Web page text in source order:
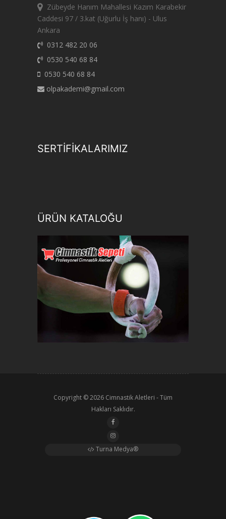
Zübeyde Hanım Mahallesi Kazım Karabekir
Caddesi 97 / 3.kat (Uğurlu İş hanı) - Ulus
Ankara
0312 482 20 06
0530 540 68 84
0530 540 68 84
olpakademi@gmail.com
SERTİFİKALARIMIZ
ÜRÜN KATALOĞU
Copyright © 2026 Cimnastik Aletleri - Tüm
Hakları Saklıdır.
Turna Medya®